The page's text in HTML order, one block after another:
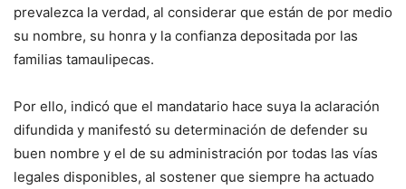
prevalezca la verdad, al considerar que están de por medio
su nombre, su honra y la confianza depositada por las
familias tamaulipecas.
Por ello, indicó que el mandatario hace suya la aclaración
difundida y manifestó su determinación de defender su
buen nombre y el de su administración por todas las vías
legales disponibles, al sostener que siempre ha actuado